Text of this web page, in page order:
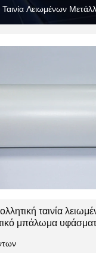
Ταινία Λειωμένων
μπάλωμα υφάσματος/
ταινία
μπάλωμα